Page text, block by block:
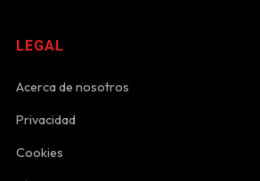
LEGAL
Acerca de nosotros
Privacidad
Cookies